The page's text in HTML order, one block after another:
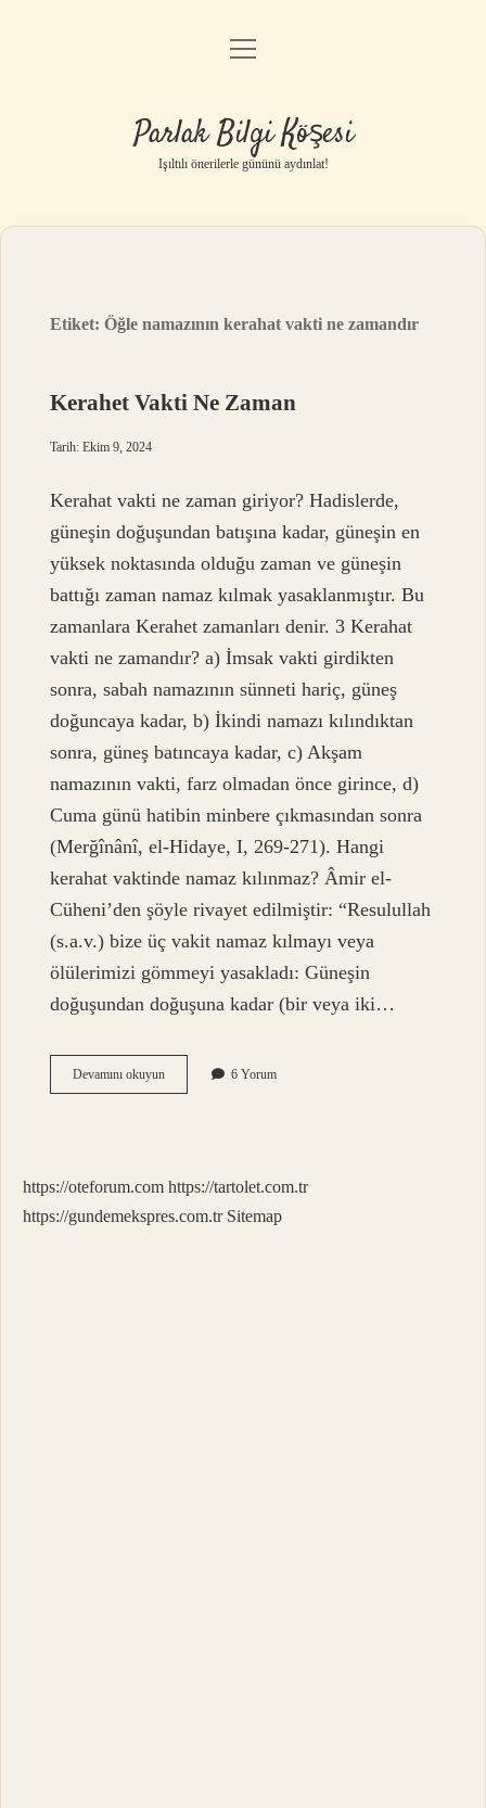
Anasayfa
Yasal Uyarı
menüyü
Parlak Bilgi Köşesi
Işıltılı önerilerle gününü aydınlat!
Etiket:Öğle namazının kerahat vakti ne zamandır
Kerahet Vakti Ne Zaman
Tarih: Ekim 9, 2024
Kerahat vakti ne zaman giriyor? Hadislerde,
güneşin doğuşundan batışına kadar, güneşin en
yüksek noktasında olduğu zaman ve güneşin
battığı zaman namaz kılmak yasaklanmıştır. Bu
zamanlara Kerahet zamanları denir. 3 Kerahat
vakti ne zamandır? a) İmsak vakti girdikten
sonra, sabah namazının sünneti hariç, güneş
doğuncaya kadar, b) İkindi namazı kılındıktan
sonra, güneş batıncaya kadar, c) Akşam
namazının vakti, farz olmadan önce girince, d)
Cuma günü hatibin minbere çıkmasından sonra
(Merğînânî, el-Hidaye, I, 269-271). Hangi
kerahat vaktinde namaz kılınmaz? Âmir el-
Cüheni’den şöyle rivayet edilmiştir: “Resulullah
(s.a.v.) bize üç vakit namaz kılmayı veya
ölülerimizi gömmeyi yasakladı: Güneşin
doğuşundan doğuşuna kadar (bir veya iki…
Devamını okuyunKerahet
Vakti
6 Yorum
https://oteforum.com https://tartolet.com.tr
https://gundemekspres.com.tr Sitemap